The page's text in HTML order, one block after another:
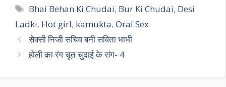
Tags
Bhai Behan Ki Chudai, Bur Ki Chudai, Desi
Ladki, Hot girl, kamukta, Oral Sex
सेक्सी निजी सचिव बनी सविता भाभी
होली का रंग चूत चुदाई के संग- 4